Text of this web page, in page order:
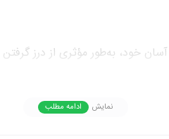
نمایش ادامه مطلب